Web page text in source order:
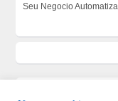
Seu Negocio